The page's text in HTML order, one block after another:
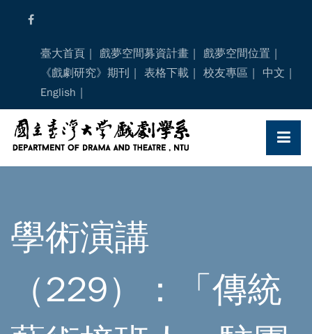
臺大首頁 戲夢空間募資計畫
戲夢空間位置
《戲劇研究》期刊
表格下載 校友專區
中文
English
學術演講
（229）：「傳統